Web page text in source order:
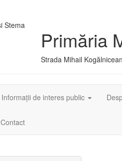
Primăria
Strada Mihail
Informații de interes public
Contact